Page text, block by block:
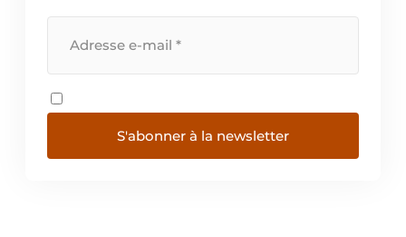
S'abonner à la newsletter